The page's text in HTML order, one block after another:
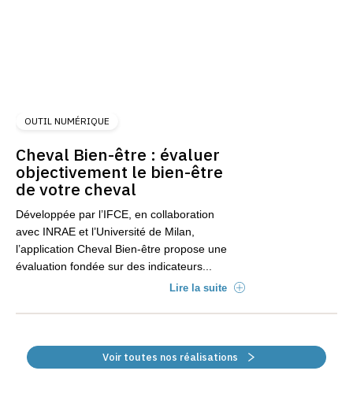
OUTIL NUMÉRIQUE
Cheval Bien-être : évaluer
objectivement le bien-être
de votre cheval
Développée par l’IFCE, en collaboration
avec INRAE et l’Université de Milan,
l’application Cheval Bien-être propose une
évaluation fondée sur des indicateurs...
Lire la suite
Voir toutes nos réalisations